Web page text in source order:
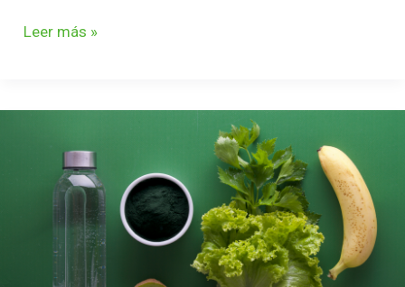
Leer más »
Saludable:
Nutriendo
Cuerpo